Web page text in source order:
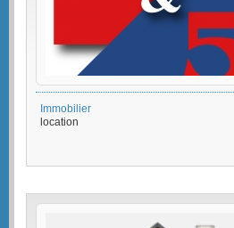
Immobilier
location